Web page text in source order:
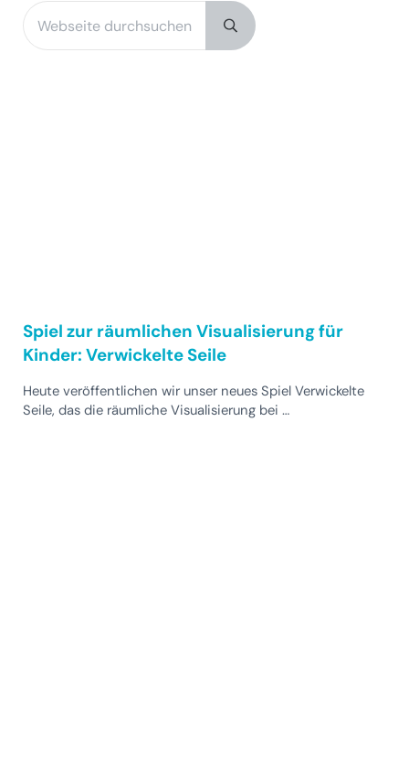
Sidebar
Submit search
Spiel zur räumlichen Visualisierung für
Kinder: Verwickelte Seile
Heute veröffentlichen wir unser neues Spiel Verwickelte
Seile, das die räumliche Visualisierung bei …